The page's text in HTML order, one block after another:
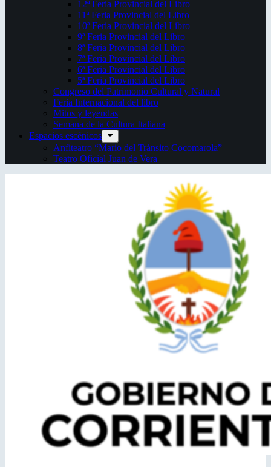
12ª Feria Provincial del Libro
11ª Feria Provincial del Libro
10ª Feria Provincial del Libro
9ª Feria Provincial del Libro
8ª Feria Provincial del Libro
7ª Feria Provincial del Libro
6ª Feria Provincial del Libro
5ª Feria Provincial del Libro
Congreso del Patrimonio Cultural y Natural
Feria Internacional del libro
Mitos y leyendas
Semana de la Cultura Italiana
Espacios escénicos
Anfiteatro “Mario del Tránsito Cocomarola”
Teatro Oficial Juan de Vera